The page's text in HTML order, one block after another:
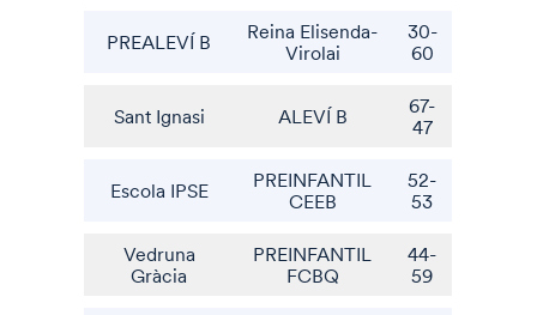
PREALEVÍ B
Reina Elisenda-
Virolai
30-
60
Sant Ignasi ALEVÍ B
67-
47
Escola IPSE
PREINFANTIL
CEEB
52-
53
Vedruna
Gràcia
PREINFANTIL
FCBQ
44-
59